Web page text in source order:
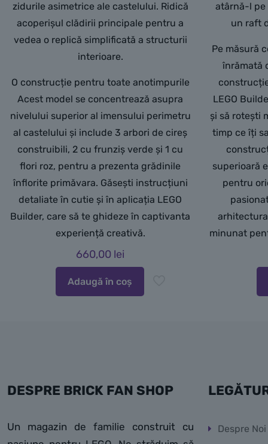
zidurile asimetrice ale castelului. Ridică
acoperișul clădirii principale pentru a
vedea o replică simplificată a structurii
interioare.
O construcție pentru toate anotimpurile
Acest model se concentrează asupra
nivelului superior al imensului perimetru
al castelului și include 3 arbori de cireș
construibili, 2 cu frunziș verde și 1 cu
flori roz, pentru a prezenta grădinile
înflorite primăvara. Găsești instrucțiuni
detaliate în cutie și în aplicația LEGO
Builder, care să te ghideze în captivanta
experiență creativă.
660,00 lei
Adaugă în coș
atârnă-l pe
un raft
Pe măsură
înrămată
LEGO
și să rotești
timp ce îți
superioară
pentru
minunat
DESPRE BRICK FAN SHOP
Un magazin de familie construit cu
Despre Noi